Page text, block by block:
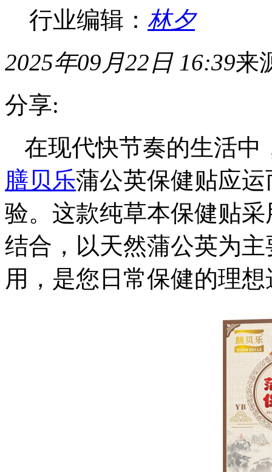
行业编辑： 林夕
2025年09月22日 16:39来
分享:
在现代快节奏的生活中
膳贝乐蒲公英保健贴应
验。这款纯草本保健贴
结合，以天然蒲公英为
用，是您日常保健的理